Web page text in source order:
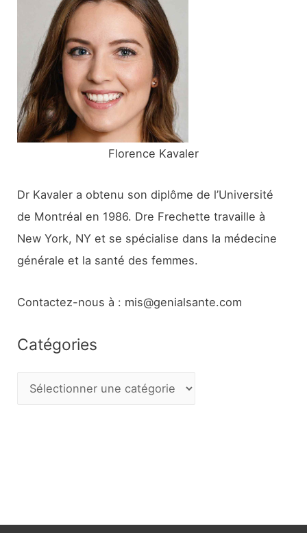
:
Florence Kavaler
Dr Kavaler a obtenu son diplôme de l’Université
de Montréal en 1986. Dre Frechette travaille à
New York, NY et se spécialise dans la médecine
générale et la santé des femmes.
Contactez-nous à : mis@genialsante.com
Catégories